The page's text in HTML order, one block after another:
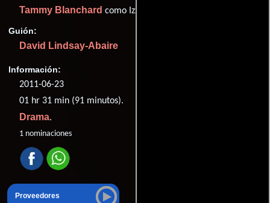
Tammy Blanchard como Izzy
Guión:
David Lindsay-Abaire
Información:
2011-06-23
01 hr 31 min (91 minutos).
Drama.
1 nominaciones
Proveedores